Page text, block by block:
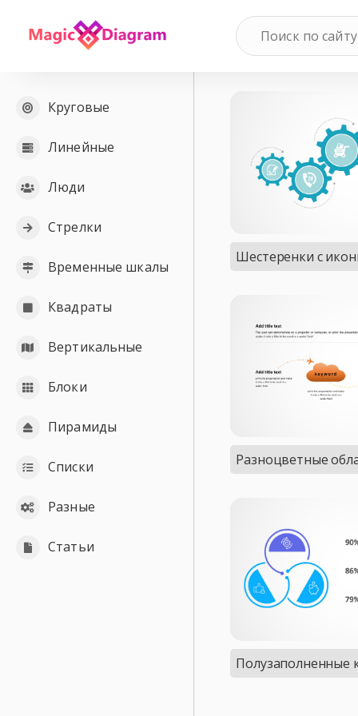
Круговые
Линейные
Люди
Стрелки
Временные шкалы
Квадраты
Вертикальные
Блоки
Пирамиды
Списки
Разные
Статьи
Шестеренки с
Разноцветные
Полузаполненные